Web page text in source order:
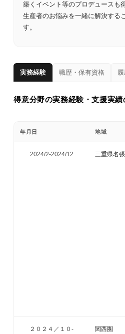
築くイベント等のプロデュースも
生産者のお悩みを一緒に解決する
す。
実務経験 職歴・保有資格
得意分野の実務経験・支援実
年月日 地域
2024/2-2024/12 三重県名
２０２４／１０- 関西圏